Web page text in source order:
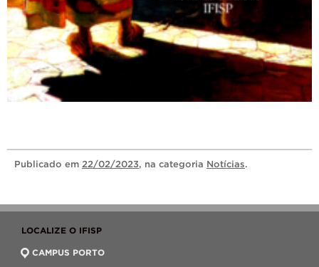
Publicado em 22/02/2023, na categoria Notícias.
LOCALIZE O IFISP
CAMPUS PORTO